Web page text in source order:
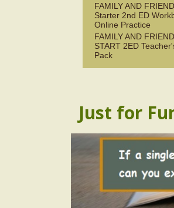
FAMILY AND
Starter 2nd ED
Online Practice
FAMILY AND
START 2ED
Pack
Just for